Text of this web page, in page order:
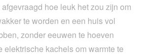
hoe leuk het zou zijn om
te worden en een huis vol
zonder eeuwen te hoeven
elektrische kachels om warmte te